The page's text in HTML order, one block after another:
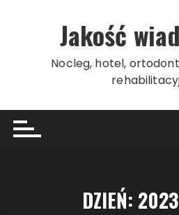
Jakość
Nocleg, hotel,
DZIEŃ: